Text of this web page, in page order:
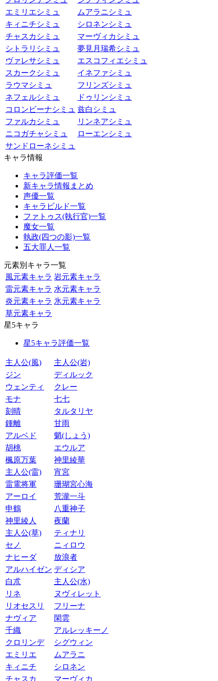
エミリエシミュ
ムアラニシミュ
キィニチシミュ
シロネンシミュ
チャスカシミュ
マーヴィカシミュ
シトラリシミュ
夢見月瑞希シミュ
ヴァレサシミュ
エスコフィエシミュ
スカークシミュ
イネファシミュ
ラウマシミュ
フリンズシミュ
ネフェルシミュ
ドゥリンシミュ
コロンビーナシミュ 兹白シミュ
ファルカシミュ
リンネアシミュ
ニコガチャシミュ
ローエンシミュ
サンドローネシミュ
キャラ情報
キャラ評価一覧
新キャラ情報まとめ
声優一覧
キャラビルド一覧
ファトゥス(執行官)一覧
魔女一覧
執政(四つの影)一覧
五大罪人一覧
元素別キャラ一覧
風元素キャラ 岩元素キャラ
雷元素キャラ 水元素キャラ
炎元素キャラ 氷元素キャラ
草元素キャラ
星5キャラ
星5キャラ評価一覧
主人公(風)
主人公(岩)
ジン
ディルック
ウェンティ
クレー
モナ
七七
刻晴
タルタリヤ
鍾離
甘雨
アルベド
魈(しょう)
胡桃
エウルア
楓原万葉
神里綾華
主人公(雷)
宵宮
雷電将軍
珊瑚宮心海
アーロイ
荒瀧一斗
申鶴
八重神子
神里綾人
夜蘭
主人公(草)
ティナリ
セノ
ニィロウ
ナヒーダ
放浪者
アルハイゼン ディシア
白朮
主人公(水)
リネ
ヌヴィレット
リオセスリ
フリーナ
ナヴィア
閑雲
千織
アルレッキーノ
クロリンデ
シグウィン
エミリエ
ムアラニ
キィニチ
シロネン
チャスカ
マーヴィカ